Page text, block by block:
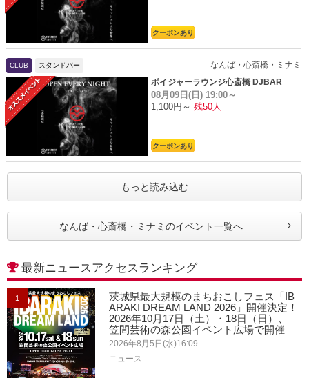
クーポンあり
CLUB スタンドバー
なんば・心斎橋・ミナミ
ボイジャーラウンジ心斎橋 DJBAR
08月09日(日) 19:00～
1,100円～ 残50人
クーポンあり
もっと読み込む
なんば・心斎橋・ミナミのイベント一覧へ
最新ニュースアクセスランキング
1
茨城県最大規模のまちおこしフェス「IB
ARAKI DREAM LAND 2026」開催決定！
2026年10月17日（土）・18日（日）、
笠間芸術の森公園イベント広場で開催
2026年8月5日(水)16:09
ニュース